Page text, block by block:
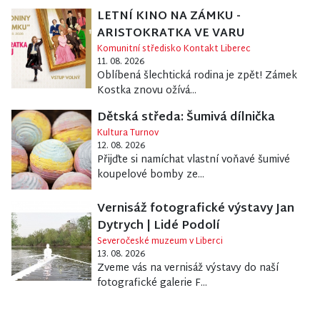
LETNÍ KINO NA ZÁMKU -
ARISTOKRATKA VE VARU
Komunitní středisko Kontakt Liberec
11. 08. 2026
Oblíbená šlechtická rodina je zpět! Zámek
Kostka znovu ožívá...
Dětská středa: Šumivá dílnička
Kultura Turnov
12. 08. 2026
Přijďte si namíchat vlastní voňavé šumivé
koupelové bomby ze...
Vernisáž fotografické výstavy Jan
Dytrych | Lidé Podolí
Severočeské muzeum v Liberci
13. 08. 2026
Zveme vás na vernisáž výstavy do naší
fotografické galerie F...